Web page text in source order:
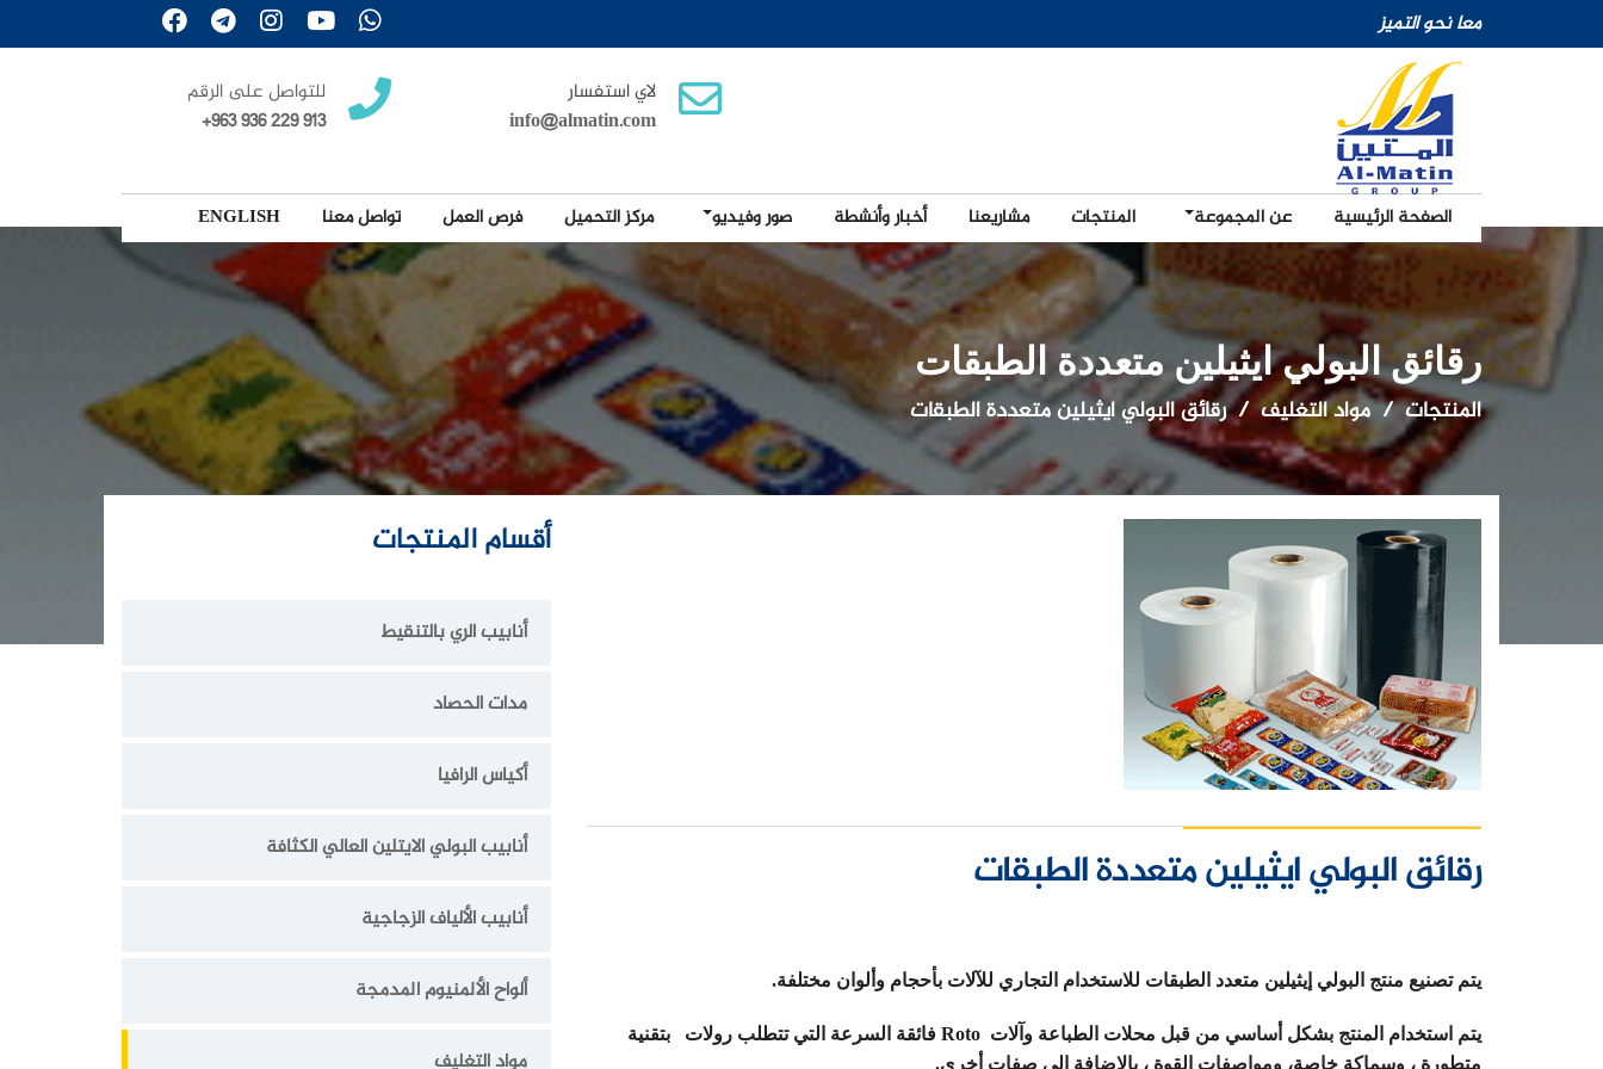
معا نحو التميز
لاي استفسار
info@almatin.com
للتواصل على الرقم
+963 936 229 913
الصفحة الرئيسية عن المجموعة المنتجات مشاريعنا أخبار وأنشطة صور وفيديو مركز التحميل فرص العمل تواصل معنا ENGLISH
رقائق البولي ايثيلين متعددة الطبقات
المنتجات مواد التغليف رقائق البولي ايثيلين متعددة الطبقات
أقسام المنتجات
أنابيب الري بالتنقيط
مدات الحصاد
أكياس الرافيا
أنابيب البولي الايتلين العالي الكثافة
أنابيب الألياف الزجاجية
ألواح الألمنيوم المدمجة
مواد التغليف
رقائق البولي ايثيلين متعددة الطبقات
يتم تصنيع منتج البولي إيثيلين متعدد الطبقات للاستخدام التجاري للآلات بأحجام وألوان مختلفة.
يتم استخدام المنتج بشكل أساسي من قبل محلات الطباعة وآلات Roto فائقة السرعة التي تتطلب رولات بتقنية
متطورة ، وسماكة خاصة، ومواصفات القوة ، بالإضافة إلى صفات أخرى.